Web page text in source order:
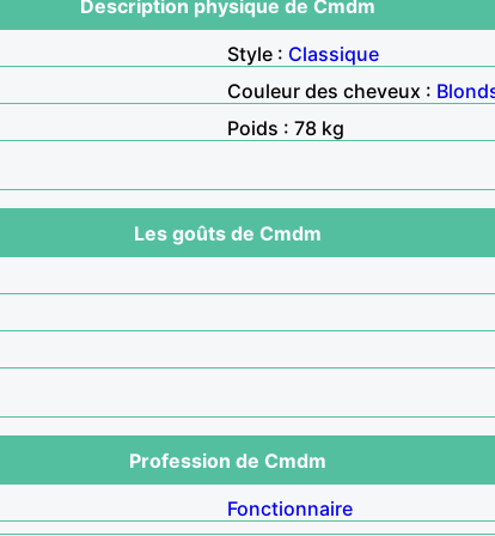
Description physique de Cmdm
Style : Classique
Couleur des cheveux :
Poids : 78 kg
Les goûts de Cmdm
Profession de Cmdm
Fonctionnaire